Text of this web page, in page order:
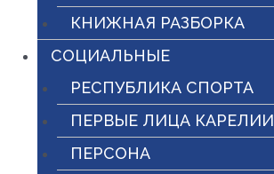
КНИЖНАЯ РАЗБОРКА
СОЦИАЛЬНЫЕ
РЕСПУБЛИКА СПОРТА
ПЕРВЫЕ ЛИЦА КАРЕЛИИ
ПЕРСОНА